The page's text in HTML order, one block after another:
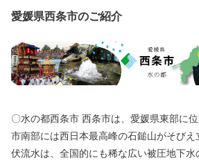
愛媛県西条市のご紹介
〇水の都西条市 西条市は、愛媛県東部に位
市南部には西日本最高峰の石鎚山がそび
伏流水は、全国的にも稀な広い被圧地下水